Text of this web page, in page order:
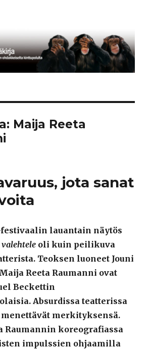
Maija Reeta
jota sanat
lauantain näytös
oli kuin peilikuva
Teoksen luoneet Jouni
Reeta Raumanni ovat
Beckettin
Absurdissa teatterissa
merkityksensä.
Raumannin koreografiassa
impulssien ohjaamilla